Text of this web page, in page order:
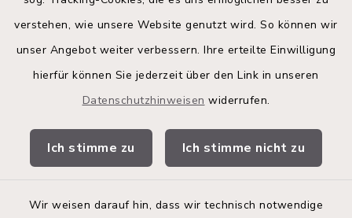
verstehen, wie unsere Website genutzt wird. So können wir
unser Angebot weiter verbessern. Ihre erteilte Einwilligung
hierfür können Sie jederzeit über den Link in unseren
Datenschutzhinweisen widerrufen.
Ich stimme zu Ich stimme nicht zu
Wir weisen darauf hin, dass wir technisch notwendige
Land Schleswig-Holstein
Kita-Portal
Bürgerinformationsbroschüre